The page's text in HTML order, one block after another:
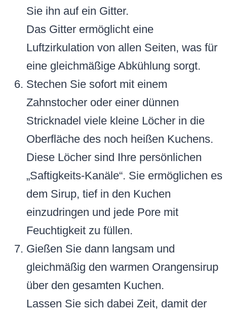
Sie ihn auf ein Gitter.
Das Gitter ermöglicht eine
Luftzirkulation von allen Seiten, was für
eine gleichmäßige Abkühlung sorgt.
Stechen Sie sofort mit einem
Zahnstocher oder einer dünnen
Stricknadel viele kleine Löcher in die
Oberfläche des noch heißen Kuchens.
Diese Löcher sind Ihre persönlichen
„Saftigkeits-Kanäle“. Sie ermöglichen es
dem Sirup, tief in den Kuchen
einzudringen und jede Pore mit
Feuchtigkeit zu füllen.
Gießen Sie dann langsam und
gleichmäßig den warmen Orangensirup
über den gesamten Kuchen.
Lassen Sie sich dabei Zeit, damit der